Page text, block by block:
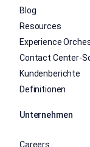
Blog
Resources
Experience
Contact Center-
Kundenberichte
Definitionen
Unternehmen
Careers